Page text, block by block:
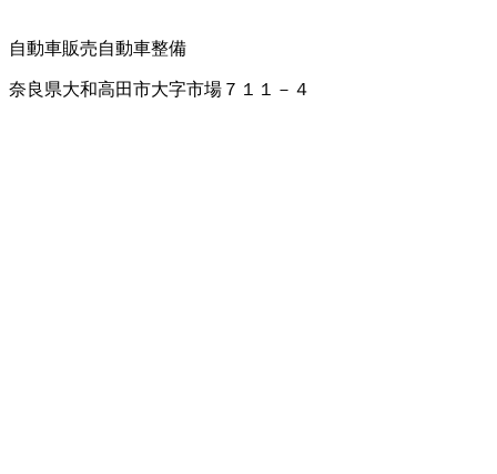
自動車販売自動車整備
奈良県大和高田市大字市場７１１－４